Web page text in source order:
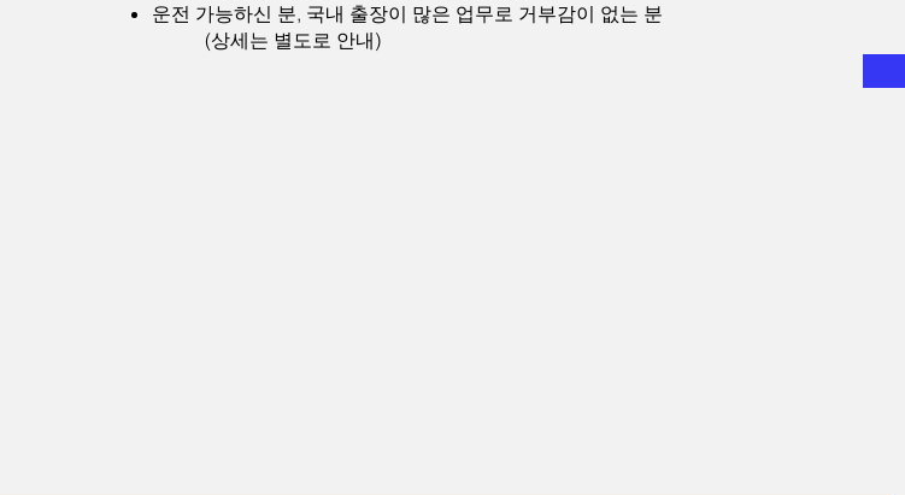
운전 가능하신 분, 국내 출장이 많은 업무로 거부감이 없는 분
(상세는 별도로 안내)